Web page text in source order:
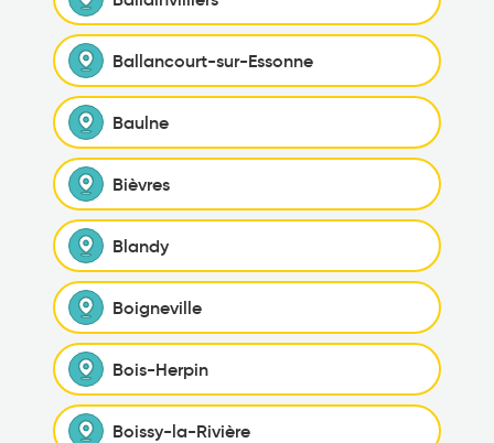
Ballancourt-sur-Essonne
Baulne
Bièvres
Blandy
Boigneville
Bois-Herpin
Boissy-la-Rivière